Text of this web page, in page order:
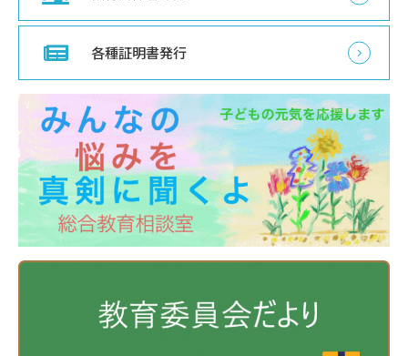
各種証明書発行